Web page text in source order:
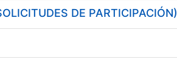
DE PARTICIPACIÓN)